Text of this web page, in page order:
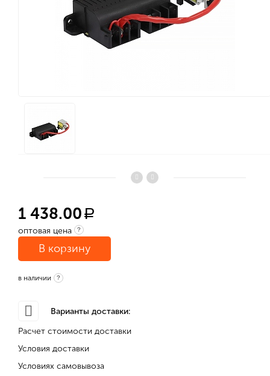
1 438.00 a
оптовая цена ?
В корзину
в наличии ?
Варианты доставки:
Расчет стоимости доставки
Условия доставки
Условиях самовывоза